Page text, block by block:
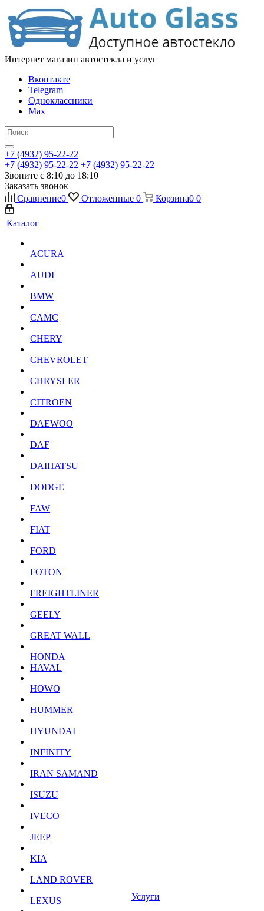
Интернет магазин автостекла и услуг
Вконтакте
Telegram
Одноклассники
Max
+7 (4932) 95-22-22
+7 (4932) 95-22-22 +7 (4932) 95-22-22
Звоните с 8:10 до 18:10
Заказать звонок
Сравнение0 Отложенные 0 Корзина0 0
Каталог
ACURA
AUDI
BMW
CAMC
CHERY
CHEVROLET
CHRYSLER
CITROEN
DAEWOO
DAF
DAIHATSU
DODGE
FAW
FIAT
FORD
FOTON
FREIGHTLINER
GEELY
GREAT WALL
HONDA
HAVAL
HOWO
HUMMER
HYUNDAI
INFINITY
IRAN SAMAND
ISUZU
IVECO
JEEP
KIA
LAND ROVER
LEXUS
Услуги